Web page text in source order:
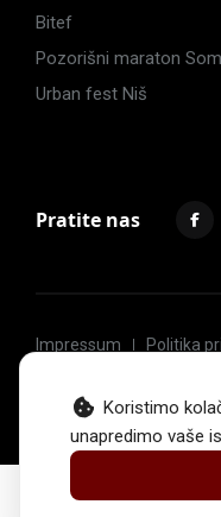
Koristimo
unapredimo vaše
Bitef
Pozorišni maraton
Urban fest Niš
Pratite nas
Impressum Politika